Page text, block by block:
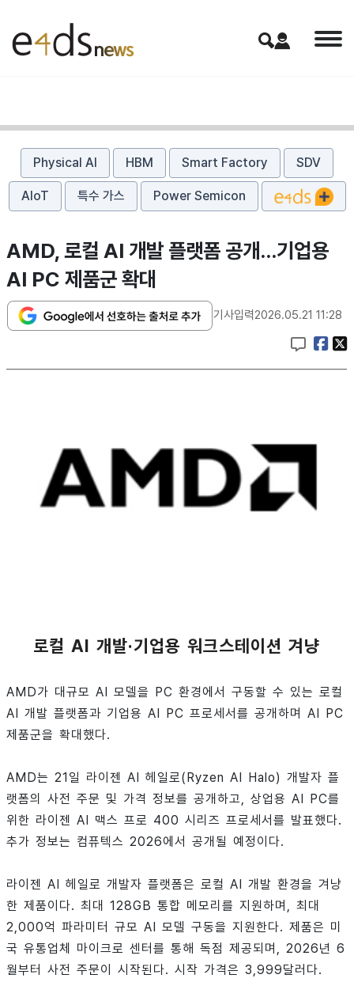
Physical AI HBM Smart Factory SDV
AIoT 특수 가스 Power Semicon
AMD, 로컬 AI 개발 플랫폼 공개…기업용
AI PC 제품군 확대
기사입력2026.05.21 11:28
로컬 AI 개발·기업용 워크스테이션 겨냥
AMD가 대규모 AI 모델을 PC 환경에서 구동할 수 있는 로컬
AI 개발 플랫폼과 기업용 AI PC 프로세서를 공개하며 AI PC
제품군을 확대했다.
AMD는 21일 라이젠 AI 헤일로(Ryzen AI Halo) 개발자 플
랫폼의 사전 주문 및 가격 정보를 공개하고, 상업용 AI PC를
위한 라이젠 AI 맥스 프로 400 시리즈 프로세서를 발표했다.
추가 정보는 컴퓨텍스 2026에서 공개될 예정이다.
라이젠 AI 헤일로 개발자 플랫폼은 로컬 AI 개발 환경을 겨냥
한 제품이다. 최대 128GB 통합 메모리를 지원하며, 최대
2,000억 파라미터 규모 AI 모델 구동을 지원한다. 제품은 미
국 유통업체 마이크로 센터를 통해 독점 제공되며, 2026년 6
월부터 사전 주문이 시작된다. 시작 가격은 3,999달러다.